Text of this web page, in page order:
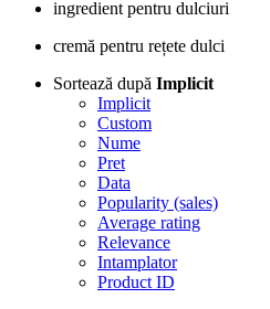
ingredient pentru dulciuri
cremă pentru rețete dulci
Sortează după Implicit
Implicit
Custom
Nume
Pret
Data
Popularity (sales)
Average rating
Relevance
Intamplator
Product ID